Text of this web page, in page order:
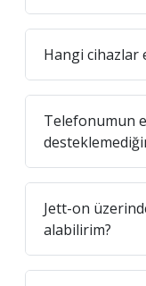
Hangi cihazlar
Telefonumun
Jett-on
alabilirim?